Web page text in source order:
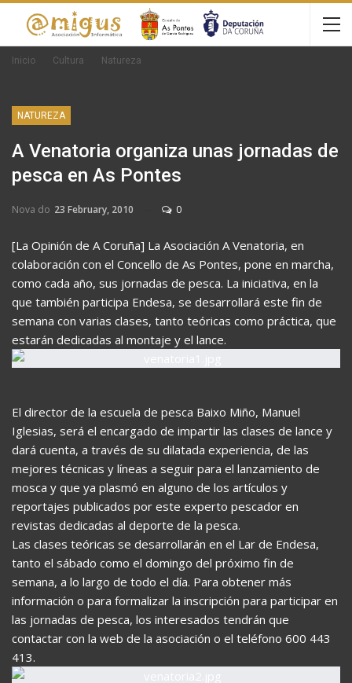
Inicio Cultura Natureza
NATUREZA
A Venatoria organiza unas jornadas de
pesca en As Pontes
Nova do 23 February, 2010 0
[La Opinión de A Coruña] La Asociación A Venatoria, en
colaboración con el Concello de As Pontes, pone en marcha,
como cada año, sus jornadas de pesca. La iniciativa, en la
que también participa Endesa, se desarrollará este fin de
semana con varias clases, tanto teóricas como práctica, que
estarán dedicadas al montaje y el lance.
El director de la escuela de pesca Baixo Miño, Manuel
Iglesias, será el encargado de impartir las clases de lance y
dará cuenta, a través de su dilatada experiencia, de las
mejores técnicas y líneas a seguir para el lanzamiento de
mosca y que ya plasmó en alguno de los artículos y
reportajes publicados por este experto pescador en
revistas dedicadas al deporte de la pesca.
Las clases teóricas se desarrollarán en el Lar de Endesa,
tanto el sábado como el domingo del próximo fin de
semana, a lo largo de todo el día. Para obtener más
información o para formalizar la inscripción para participar en
las jornadas de pesca, los interesados tendrán que
contactar con la web de la asociación o el teléfono 600 443
413.